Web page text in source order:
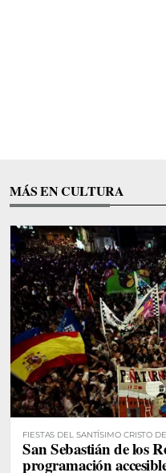
MÁS EN CULTURA
FIESTAS DEL SANTÍSIMO CRISTO
San Sebastián de los
programación